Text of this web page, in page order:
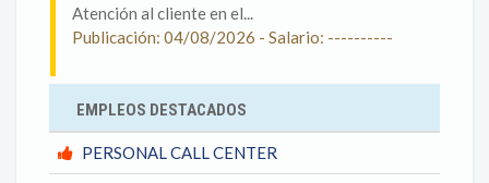
Atención al cliente en el...
Publicación: 04/08/2026 - Salario: ----------
EMPLEOS DESTACADOS
PERSONAL CALL CENTER